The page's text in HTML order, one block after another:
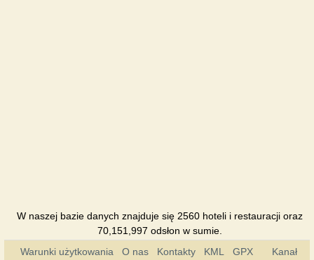
W naszej bazie danych znajduje się 2560 hoteli i restauracji oraz
70,151,997 odsłon w sumie.
Warunki użytkowania
O nas Kontakty KML GPX Kanał